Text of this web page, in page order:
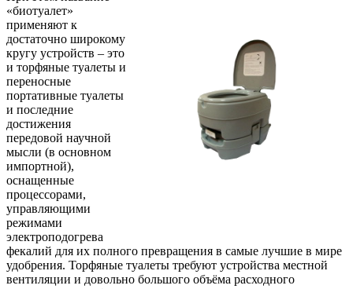
«биотуалет»
применяют к
достаточно широкому
кругу устройств – это
и торфяные туалеты и
переносные
портативные туалеты
и последние
достижения
передовой научной
мысли (в основном
импортной),
оснащенные
процессорами,
управляющими
режимами
электроподогрева
фекалий для их полного превращения в самые лучшие в мире
удобрения. Торфяные туалеты требуют устройства местной
вентиляции и довольно большого объёма расходного